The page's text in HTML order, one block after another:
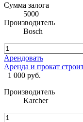
Сумма залога
5000
Производитель
Bosch
Арендовать
Аренда и прокат
1 000 руб.
Производитель
Karcher